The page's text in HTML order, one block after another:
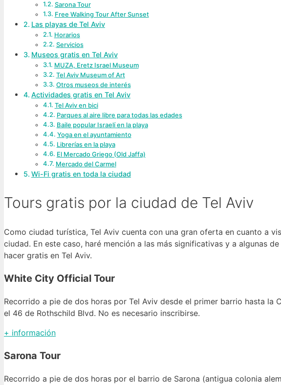
Sarona Tour
Free Walking Tour After Sunset
Las playas de Tel Aviv
Horarios
Servicios
Museos gratis en Tel Aviv
MUZA, Eretz Israel Museum
Tel Aviv Museum of Art
Otros museos de interés
Actividades gratis en Tel Aviv
Tel Aviv en bici
Parques al aire libre para todas las edades
Baile popular Israelí en la playa
Yoga en el ayuntamiento
Librerías en la playa
El Mercado Griego (Old Jaffa)
Mercado del Carmel
Wi-Fi gratis en toda la ciudad
Tours gratis por la ciudad de Tel Aviv
Como ciudad turística, Tel Aviv cuenta con una gran oferta en cuanto a
ciudad. En este caso, haré mención a las más significativas y a algunas
hacer gratis en Tel Aviv.
White City Official Tour
Recorrido a pie de dos horas por Tel Aviv desde el primer barrio hasta la
el 46 de Rothschild Blvd. No es necesario inscribirse.
+ información
Sarona Tour
Recorrido a pie de dos horas por el barrio de Sarona (antigua colonia